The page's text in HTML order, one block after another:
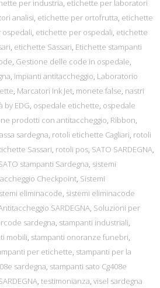
per industria, etichette per laboratori
analisi, etichette per ortofrutta, etichette
, etichette per ospedali, etichette
, etichette Sassari, Etichette stampanti
, Gestione delle code in ospedale,
, impianti antitaccheggio, Laboratorio
, Marcatori Ink Jet, monete false, nastri
by EDG, ospedale etichette, ospedale
prodotti con antitaccheggio, Ribbon,
sardegna, rotoli etichette Cagliari, rotoli
Sassari, rotoli pos, SATO SARDEGNA,
stampanti Sardegna, sistemi
Checkpoint, Sistemi
eliminacode, sistemi eliminacode
SARDEGNA, Soluzioni per
sardegna, stampanti industriali,
mobili, stampanti onoranze funebri,
per etichette, stampanti per la
sardegna, stampanti sato Cg408e
, testimonianza, visel sardegna